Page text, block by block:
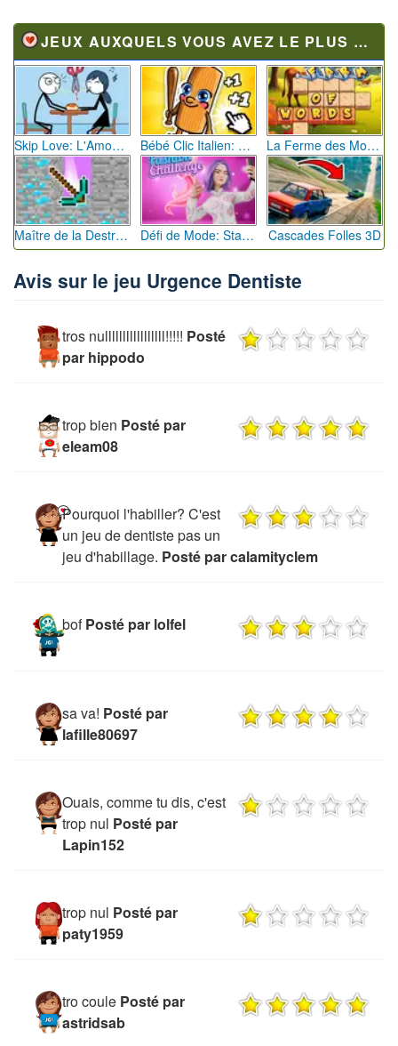
JEUX AUXQUELS VOUS AVEZ LE PLUS JOUÉ
Skip Love: L'Amour en Péril Bébé Clic Italien: La Folie des Petits Bambins La Ferme des Mots - Cultivez votre Vocabulaire
Maître de la Destruction: Fusion de Pioches Défi de Mode: Star du Podium Cascades Folles 3D
Avis sur le jeu Urgence Dentiste
tros nulllllllllllllllll!!!!! Posté
par hippodo
trop bien Posté par
eleam08
Pourquoi l'habiller? C'est
un jeu de dentiste pas un
jeu d'habillage. Posté par calamityclem
bof Posté par lolfel
sa va! Posté par
lafille80697
Ouais, comme tu dis, c'est
trop nul Posté par
Lapin152
trop nul Posté par
paty1959
tro coule Posté par
astridsab